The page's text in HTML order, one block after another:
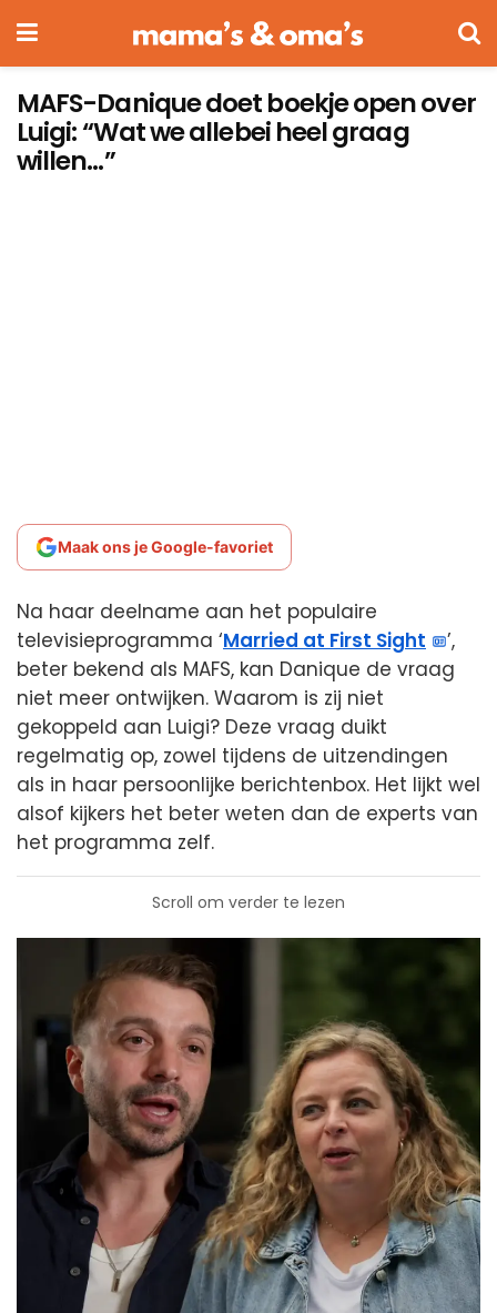
MAFS-Danique doet boekje open over
Luigi: “Wat we allebei heel graag
willen…”
Maak ons je Google-favoriet
Na haar deelname aan het populaire
televisieprogramma ‘Married at First Sight
’,
beter bekend als MAFS, kan Danique de vraag
niet meer ontwijken. Waarom is zij niet
gekoppeld aan Luigi? Deze vraag duikt
regelmatig op, zowel tijdens de uitzendingen
als in haar persoonlijke berichtenbox. Het lijkt wel
alsof kijkers het beter weten dan de experts van
het programma zelf.
Scroll om verder te lezen